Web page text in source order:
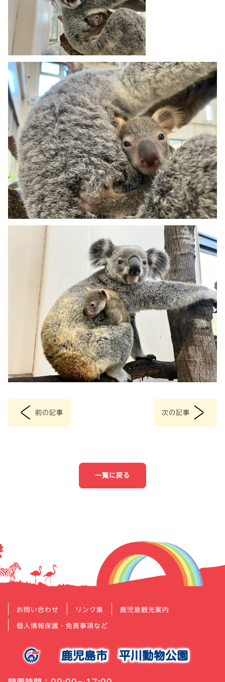
< 前の記事 次の記事 >
一覧に戻る
お問い合わせ リンク集 鹿児島観光案内
個人情報保護・免責事項など
鹿児島市平川動物公園